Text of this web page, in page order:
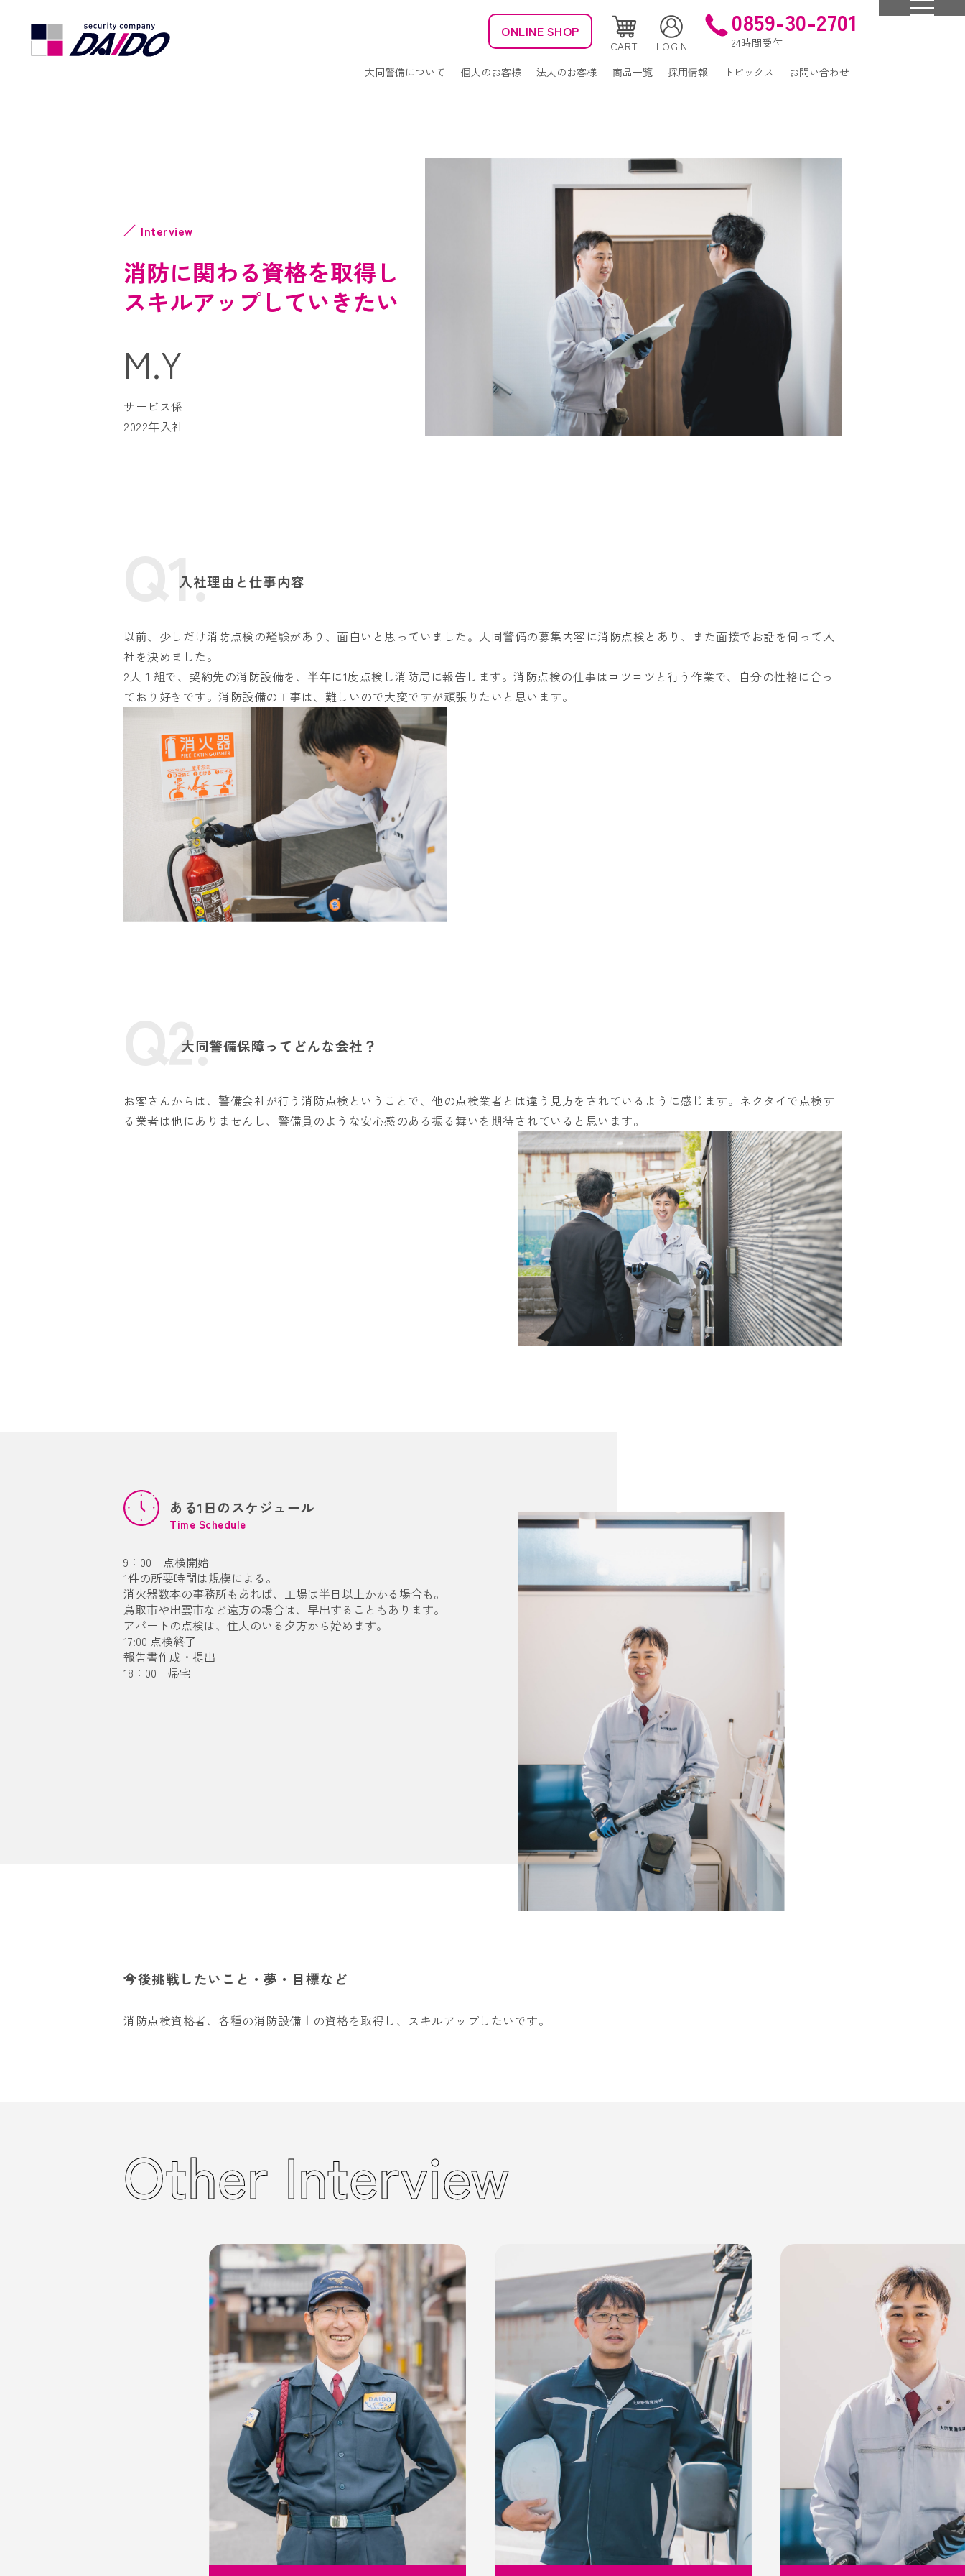
ONLINE SHOP
CART LOGIN
0859-30-2701
24時間受付
大同警備について
個人のお客様
法人のお客様
消防設備設計・施工・点検
屋外看板点検
電気工事
商品一覧
採用情報 トピックス お問い合わせ
私たちの取り組み
セキュリティ機器一覧
電気工事
商品一覧
特定商取引法に基づく表記
採用情報
トピックス
お問い合わせ
ONLINE SHOP
個人情報保護方針
Interview
消防に関わる資格を取得し
スキルアップしていきたい
M.Y
サービス係
2022年入社
Q1.
入社理由と仕事内容
以前、少しだけ消防点検の経験があり、面白いと思っていました。大同警備の募集内容に消防点検とあり、また面接でお話を伺って入
社を決めました。
2人１組で、契約先の消防設備を、半年に1度点検し消防局に報告します。消防点検の仕事はコツコツと行う作業で、自分の性格に合っ
ており好きです。消防設備の工事は、難しいので大変ですが頑張りたいと思います。
Q2.
大同警備保障ってどんな会社？
お客さんからは、警備会社が行う消防点検ということで、他の点検業者とは違う見方をされているように感じます。ネクタイで点検す
る業者は他にありませんし、警備員のような安心感のある振る舞いを期待されていると思います。
ある1日のスケジュール
Time Schedule
9：00 点検開始
1件の所要時間は規模による。
消火器数本の事務所もあれば、工場は半日以上かかる場合も。
鳥取市や出雲市など遠方の場合は、早出することもあります。
アパートの点検は、住人のいる夕方から始めます。
17:00 点検終了
報告書作成・提出
18：00 帰宅
今後挑戦したいこと・夢・目標など
消防点検資格者、各種の消防設備士の資格を取得し、スキルアップしたいです。
Other Interview
未経験でも何歳でも
活躍できる会社です
消防に関わる資格を取得し
スキルアップしていきたい
地域のみなさんへ
さらなる安心を